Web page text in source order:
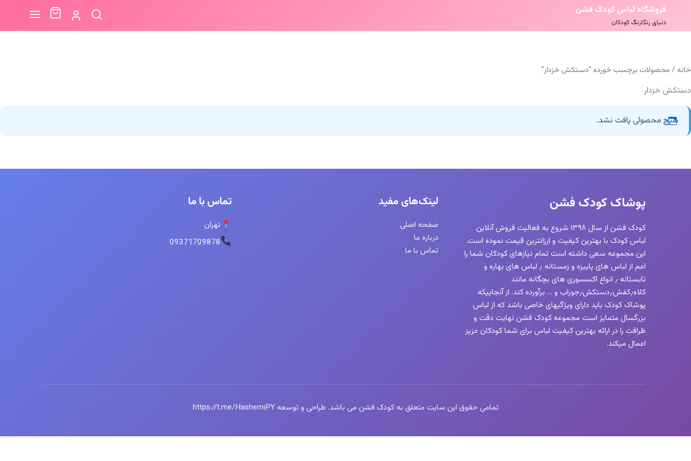
فروشگاه لباس کودک فشن
دنیای رنگارنگ کودکان
خانه / محصولات برچسب خورده “دستکش خزدار”
دستکش خزدار
هیچ محصولی یافت نشد.
پوشاک کودک فشن
کودک فشن از سال ۱۳۹۸ شروع به فعالیت فروش آنلاین
لباس کودک با بهترین کیفیت و ارزانترین قیمت نموده است.
این مجموعه سعی داشته است تمام نیازهای کودکان شما را
اعم از لباس های پاییزه و زمستانه ٫ لباس های بهاره و
تابستانه ٫ انواع اکسسوری های بچگانه مانند
کلاه٫کفش٫دستکش٫جوراب و … برآورده کند. از آنجاییکه
پوشاک کودک باید دارای ویژگیهای خاصی باشد که از لباس
بزرگسال متمایز است مجموعه کودک فشن نهایت دقت و
ظرافت را در ارائه بهترین کیفیت لباس برای شما کودکان عزیز
اعمال میکند.
لینک‌های مفید
صفحه اصلی
درباره ما
تماس با ما
تماس با ما
تهران
09371709878
تمامی حقوق این سایت متعلق به کودک فشن می باشد. طراحی و توسعه https://t.me/HashemiPY